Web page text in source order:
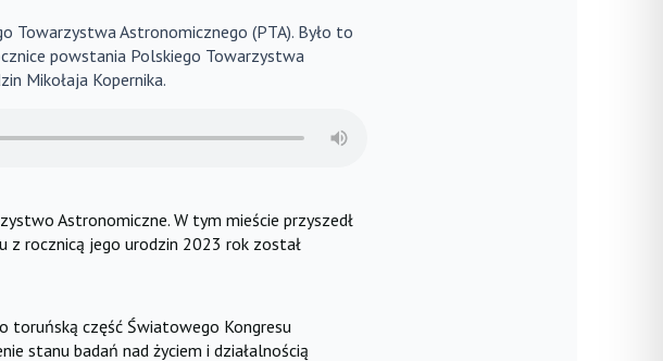
Towarzystwa Astronomicznego (PTA). Było to
powstania Polskiego Towarzystwa
Mikołaja Kopernika.
Astronomiczne. W tym mieście przyszedł
z rocznicą jego urodzin 2023 rok został
toruńską część Światowego Kongresu
stanu badań nad życiem i działalnością